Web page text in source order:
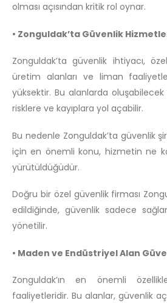
olması açısından kritik rol oynar.
• Zonguldak’ta Güvenlik
Zonguldak’ta güvenlik ihtiyacı,
üretim alanları ve liman
yüksektir. Bu alanlarda oluşabilecek
risklere ve kayıplara yol açabilir.
Bu nedenle Zonguldak’ta güvenlik
için en önemli konu, hizmetin ne
yürütüldüğüdür.
Doğru bir özel güvenlik firması
edildiğinde, güvenlik sadece
yönetilir.
• Maden ve Endüstriyel Alan
Zonguldak’ın en önemli
faaliyetleridir. Bu alanlar, güvenlik